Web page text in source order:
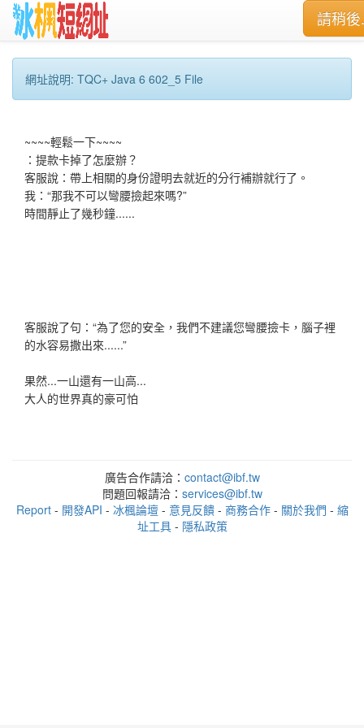
請稍
網址說明: TQC+ Java 6 602_5 File
~~~~輕鬆一下~~~~
：提款卡掉了怎麼辦？
客服說：帶上相關的身份證明去就近的分行補辦就行了。
我：“那我不可以彎腰撿起來嗎?”
時間靜止了幾秒鐘......
客服說了句：“為了您的安全，我們不建議您彎腰撿卡，腦子裡
的水容易撒出來......”
果然...一山還有一山高...
大人的世界真的豪可怕
廣告合作請洽： contact@ibf.tw
問題回報請洽： services@ibf.tw
Report- 開發API - 冰楓論壇- 意見反饋- 商務合作- 關於我們 - 縮
址工具- 隱私政策